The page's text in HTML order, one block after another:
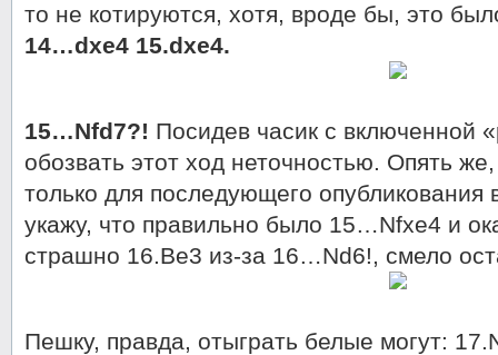
то не котируются, хотя, вроде бы, это
14…dxe4 15.dxe4.
15…Nfd7?! Посидев часик с включенной
обозвать этот ход неточностью. Опять
только для последующего
укажу, что правильно было 15…Nfxe4 и
страшно 16.Be3 из-за 16…Nd6!, смело
Пешку, правда, отыграть белые могут: